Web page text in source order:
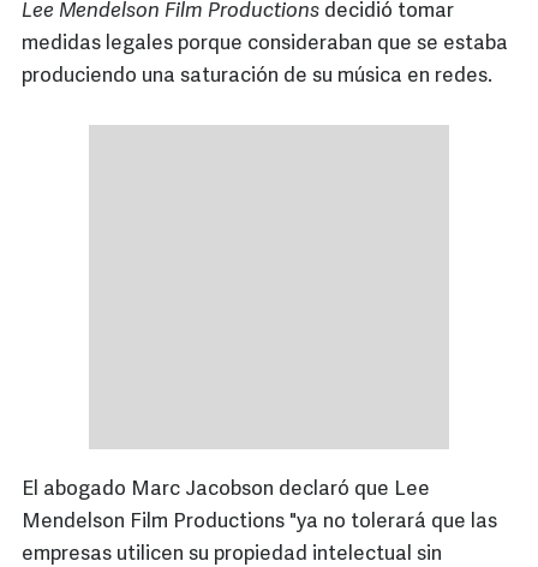
Lee Mendelson Film Productions decidió tomar
medidas legales porque consideraban que se estaba
produciendo una saturación de su música en redes.
El abogado Marc Jacobson declaró que Lee
Mendelson Film Productions "ya no tolerará que las
empresas utilicen su propiedad intelectual sin